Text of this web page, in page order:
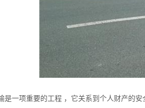
是一项重要的工程 ，它关系到个人财产的